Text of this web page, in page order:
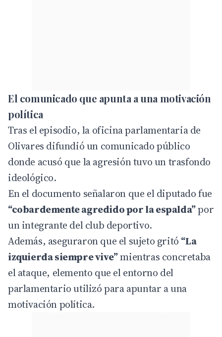
El comunicado que apunta a una motivación
política
Tras el episodio, la oficina parlamentaria de
Olivares difundió un comunicado público
donde acusó que la agresión tuvo un trasfondo
ideológico.
En el documento señalaron que el diputado fue
“cobardemente agredido por la espalda”por
un integrante del club deportivo.
Además, aseguraron que el sujeto gritó “La
izquierda siempre vive”mientras concretaba
el ataque, elemento que el entorno del
parlamentario utilizó para apuntar a una
motivación política.